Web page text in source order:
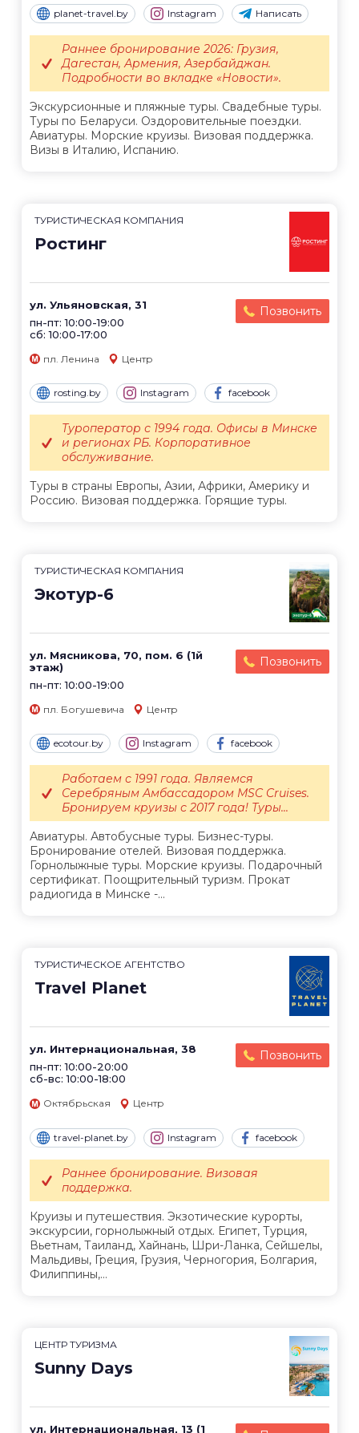
planet-travel.by Instagram Написать
Экскурсионные и пляжные туры. Свадебные туры.
Туры по Беларуси. Оздоровительные поездки.
Авиатуры. Морские круизы. Визовая поддержка.
Визы в Италию, Испанию.
Раннее бронирование 2026: Грузия,
Дагестан, Армения, Азербайджан.
Подробности во вкладке «Новости».
ТУРИСТИЧЕСКАЯ КОМПАНИЯ
Ростинг
ул. Ульяновская, 31
пн-пт: 10:00-19:00
сб: 10:00-17:00
Позвонить
пл. Ленина Центр
rosting.by Instagram facebook
Туры в страны Европы, Азии, Африки, Америку и
Россию. Визовая поддержка. Горящие туры.
Туроператор с 1994 года. Офисы в Минске
и регионах РБ. Корпоративное
обслуживание.
ТУРИСТИЧЕСКАЯ КОМПАНИЯ
Экотур-6
ул. Мясникова, 70, пом. 6 (1й
этаж)
пн-пт: 10:00-19:00
Позвонить
пл. Богушевича Центр
ecotour.by Instagram facebook
Авиатуры. Автобусные туры. Бизнес-туры.
Бронирование отелей. Визовая поддержка.
Горнолыжные туры. Морские круизы. Подарочный
сертификат. Поощрительный туризм. Прокат
радиогида в Минске -...
Работаем с 1991 года. Являемся
Серебряным Амбассадором MSC Cruises.
Бронируем круизы с 2017 года! Туры...
ТУРИСТИЧЕСКОЕ АГЕНТСТВО
Travel Planet
ул. Интернациональная, 38
пн-пт: 10:00-20:00
сб-вс: 10:00-18:00
Позвонить
Октябрьская Центр
travel-planet.by Instagram facebook
Круизы и путешествия. Экзотические курорты,
экскурсии, горнолыжный отдых. Египет, Турция,
Вьетнам, Таиланд, Хайнань, Шри-Ланка, Сейшелы,
Мальдивы, Греция, Грузия, Черногория, Болгария,
Филиппины,...
Раннее бронирование. Визовая
поддержка.
ЦЕНТР ТУРИЗМА
Sunny Days
ул. Интернациональная, 13 (1